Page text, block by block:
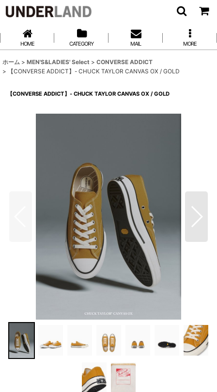
HOME CATEGORY MAIL MORE
ホーム > MEN'S&LADIES' Select > CONVERSE ADDICT
>
【CONVERSE ADDICT】- CHUCK TAYLOR CANVAS OX / GOLD
【CONVERSE ADDICT】- CHUCK TAYLOR CANVAS OX / GOLD